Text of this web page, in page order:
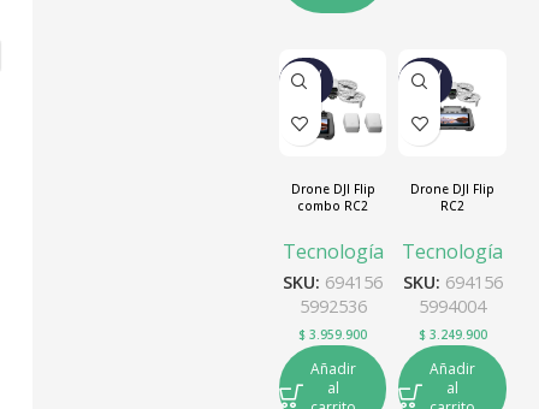
NUEV
O
Drone DJI Flip
combo RC2
Tecnología
SKU: 694156
5992536
$ 3.959.900
Añadir
al
NUEV
O
Drone DJI Flip
RC2
Tecnología
SKU: 694156
5994004
$3.249.900
Añadir
al